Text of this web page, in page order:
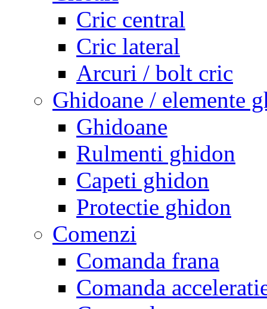
Cric central
Cric lateral
Arcuri / bolt cric
Ghidoane / elemente
Ghidoane
Rulmenti ghidon
Capeti ghidon
Protectie ghidon
Comenzi
Comanda frana
Comanda